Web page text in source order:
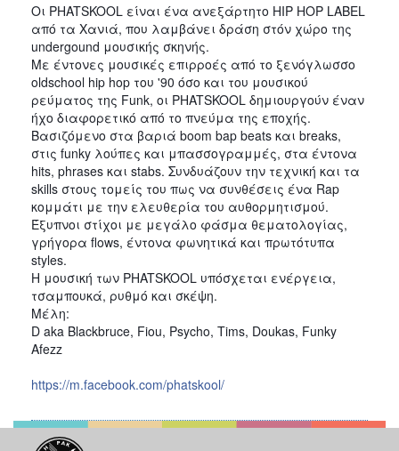
Oι PHATSKOOL είναι ένα ανεξάρτητο HIP HOP LABEL
από τα Χανιά, που λαμβάνει δράση στόν χώρο της
undergound μουσικής σκηνής.
Με έντονες μουσικές επιρροές από το ξενόγλωσσο
oldschool hip hop του '90 όσο και του μουσικού
ρεύματος της Funk, οι PHATSKOOL δημιουργούν έναν
ήχο διαφορετικό από το πνεύμα της εποχής.
Βασιζόμενο στα βαριά boom bap beats και breaks,
στις funky λούπες και μπασσογραμμές, στα έντονα
hits, phrases και stabs. Συνδυάζουν την τεχνική και τα
skills στους τομείς του πως να συνθέσεις ένα Rap
κομμάτι με την ελευθερία του αυθορμητισμού.
Έξυπνοι στίχοι με μεγάλο φάσμα θεματολογίας,
γρήγορα flows, έντονα φωνητικά και πρωτότυπα
styles.
Η μουσική των PHATSKOOL υπόσχεται ενέργεια,
τσαμπουκά, ρυθμό και σκέψη.
Μέλη:
D aka Blackbruce, Fiou, Psycho, Tims, Doukas, Funky
Afezz
https://m.facebook.com/phatskool/